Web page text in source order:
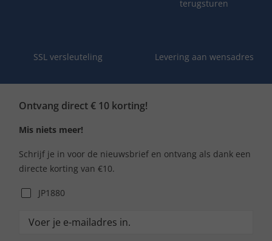
terugsturen
SSL versleuteling Levering aan wensadres
Ontvang direct € 10 korting!
Mis niets meer!
Schrijf je in voor de nieuwsbrief en ontvang als dank een
directe korting van €10.
JP1880